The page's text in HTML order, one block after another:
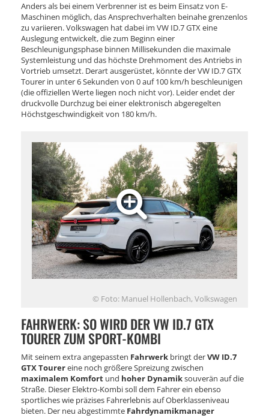
Anders als bei einem Verbrenner ist es beim Einsatz von E-
Maschinen möglich, das Ansprechverhalten beinahe grenzenlos
zu variieren. Volkswagen hat dabei im VW ID.7 GTX eine
Auslegung entwickelt, die zum Beginn einer
Beschleunigungsphase binnen Millisekunden die maximale
Systemleistung und das höchste Drehmoment des Antriebs in
Vortrieb umsetzt. Derart ausgerüstet, könnte der VW ID.7 GTX
Tourer in unter 6 Sekunden von 0 auf 100 km/h beschleunigen
(die offiziellen Werte liegen noch nicht vor). Leider endet der
druckvolle Durchzug bei einer elektronisch abgeregelten
Höchstgeschwindigkeit von 180 km/h.
© Foto: Manuel Hollenbach, Volkswagen
FAHRWERK: SO WIRD DER VW ID.7 GTX
TOURER ZUM SPORT-KOMBI
Mit seinem extra angepassten Fahrwerk bringt derVW ID.7
GTX Tourereine noch größere Spreizung zwischen
maximalem Komfort und hoher Dynamiksouverän auf die
Straße. Dieser Elektro-Kombi soll dem Fahrer ein ebenso
sportliches wie präzises Fahrerlebnis auf Oberklasseniveau
bieten. Der neu abgestimmte Fahrdynamikmanager